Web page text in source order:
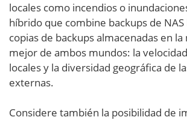
locales como incendios o
híbrido que combine backups de NAS
copias de backups almacenadas en
mejor de ambos mundos: la
locales y la diversidad geográfica de
externas.
Considere también la posibilidad de